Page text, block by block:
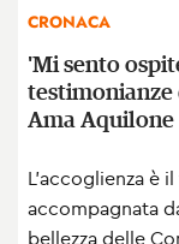
CRONACA
'Mi sento
testimonianze
Ama Aquilone
L'accoglienza è
accompagnata
bellezza delle